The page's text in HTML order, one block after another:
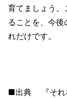
育てましょう。
ることを、今
れだけです。
■出典 『それ